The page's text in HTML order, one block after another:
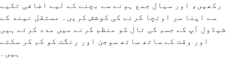
رکھیں، اور سیال جمع ہونے سے بچنے کے لیے اضافی تکیے
سے اپنا سر اونچا کرنے کی کوشش کریں۔ مستقل نیند کے
شیڈول آپ کے جسم کی تال کو منظم کرنے میں مدد کرتے ہیں
اور وقت کے ساتھ ساتھ سوجن اور رنگت کو کم کر سکتے
ہیں۔